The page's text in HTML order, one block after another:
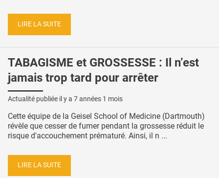
LIRE LA SUITE
TABAGISME et GROSSESSE : Il n’est
jamais trop tard pour arrêter
Actualité publiée il y a 7 années 1 mois
Cette équipe de la Geisel School of Medicine (Dartmouth)
révèle que cesser de fumer pendant la grossesse réduit le
risque d'accouchement prématuré. Ainsi, il n ...
LIRE LA SUITE